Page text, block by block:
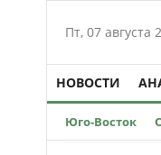
Пт, 07 августа
НОВОСТИ
Юго-Восток